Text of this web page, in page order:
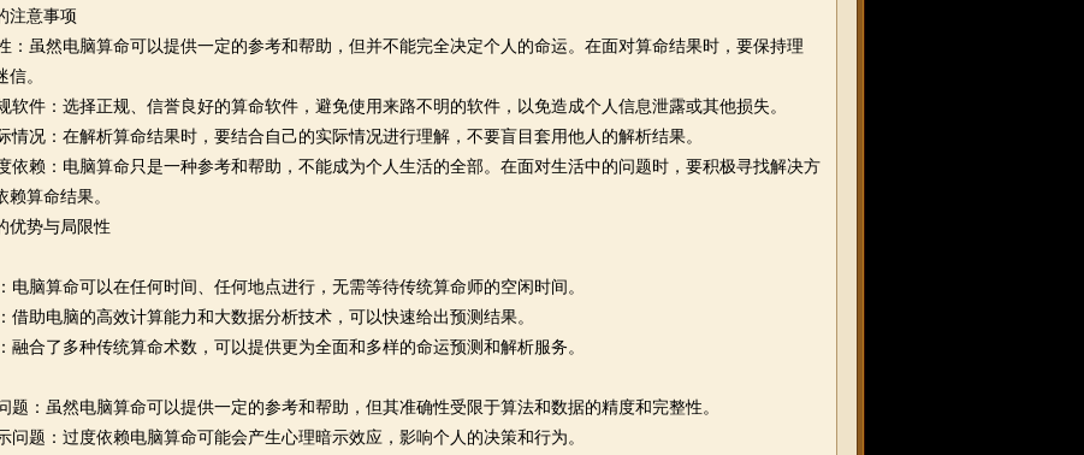
注意事项
：虽然电脑算命可以提供一定的参考和帮助，但并不能完全决定个人的命运。在面对算命结果时，要保持理
。
件：选择正规、信誉良好的算命软件，避免使用来路不明的软件，以免造成个人信息泄露或其他损失。
况：在解析算命结果时，要结合自己的实际情况进行理解，不要盲目套用他人的解析结果。
赖：电脑算命只是一种参考和帮助，不能成为个人生活的全部。在面对生活中的问题时，要积极寻找解决方
算命结果。
优势与局限性
电脑算命可以在任何时间、任何地点进行，无需等待传统算命师的空闲时间。
助电脑的高效计算能力和大数据分析技术，可以快速给出预测结果。
合了多种传统算命术数，可以提供更为全面和多样的命运预测和解析服务。
题：虽然电脑算命可以提供一定的参考和帮助，但其准确性受限于算法和数据的精度和完整性。
题：过度依赖电脑算命可能会产生心理暗示效应，影响个人的决策和行为。